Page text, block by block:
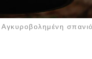
Αγκυροβολημένη